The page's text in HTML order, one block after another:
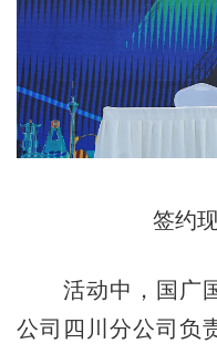
签约
活动中，国广国
公司四川分公司负